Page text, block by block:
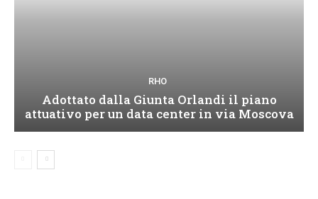
RHO
Adottato dalla Giunta Orlandi il piano
attuativo per un data center in via Moscova